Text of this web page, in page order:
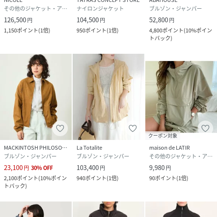
その他のジャケット・アウター
126,500円
1,150ポイント(1倍)
ナイロンジャケット
104,500円
950ポイント(1倍)
ブルゾン・ジャンパー
52,800円
4,800ポイント(10%ポイン
トバック)
MACKINTOSH PHILOSOPHY
ブルゾン・ジャンパー
23,100円 30%OFF
2,100ポイント(10%ポイン
トバック)
La Totalite
ブルゾン・ジャンパー
103,400円
940ポイント(1倍)
クーポン対象
maison de LATIR
その他のジャケット・アウター
9,980円
90ポイント(1倍)